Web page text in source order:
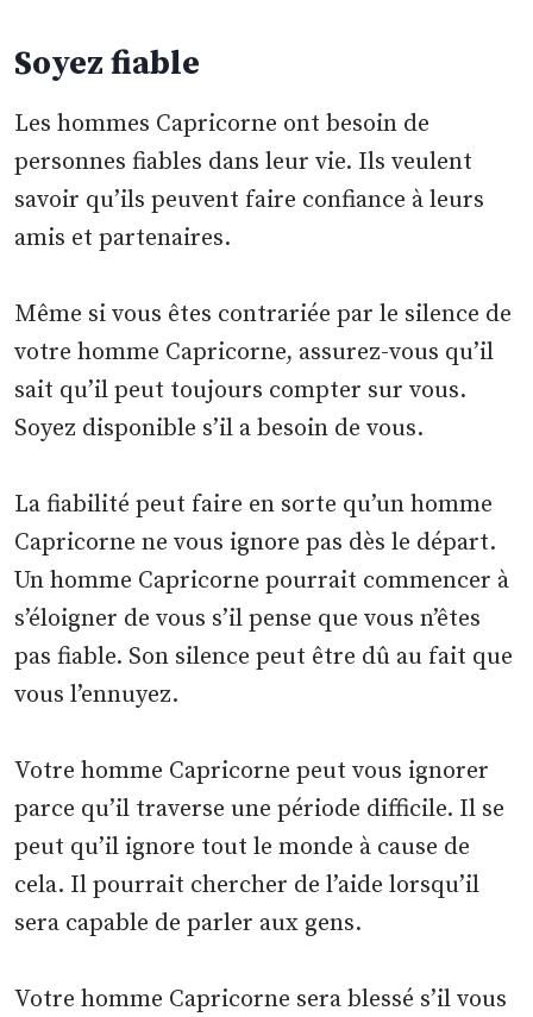
Soyez fiable
Les hommes Capricorne ont besoin de
personnes fiables dans leur vie. Ils veulent
savoir qu’ils peuvent faire confiance à leurs
amis et partenaires.
Même si vous êtes contrariée par le silence de
votre homme Capricorne, assurez-vous qu’il
sait qu’il peut toujours compter sur vous.
Soyez disponible s’il a besoin de vous.
La fiabilité peut faire en sorte qu’un homme
Capricorne ne vous ignore pas dès le départ.
Un homme Capricorne pourrait commencer à
s’éloigner de vous s’il pense que vous n’êtes
pas fiable. Son silence peut être dû au fait que
vous l’ennuyez.
Votre homme Capricorne peut vous ignorer
parce qu’il traverse une période difficile. Il se
peut qu’il ignore tout le monde à cause de
cela. Il pourrait chercher de l’aide lorsqu’il
sera capable de parler aux gens.
Votre homme Capricorne sera blessé s’il vous